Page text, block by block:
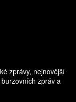
zprávy, nejnovější
zpráv a